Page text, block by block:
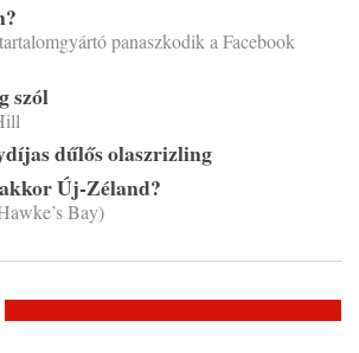
panaszkodik a Facebook
szól
dűlős olaszrizling
Új-Zéland?
Bay)